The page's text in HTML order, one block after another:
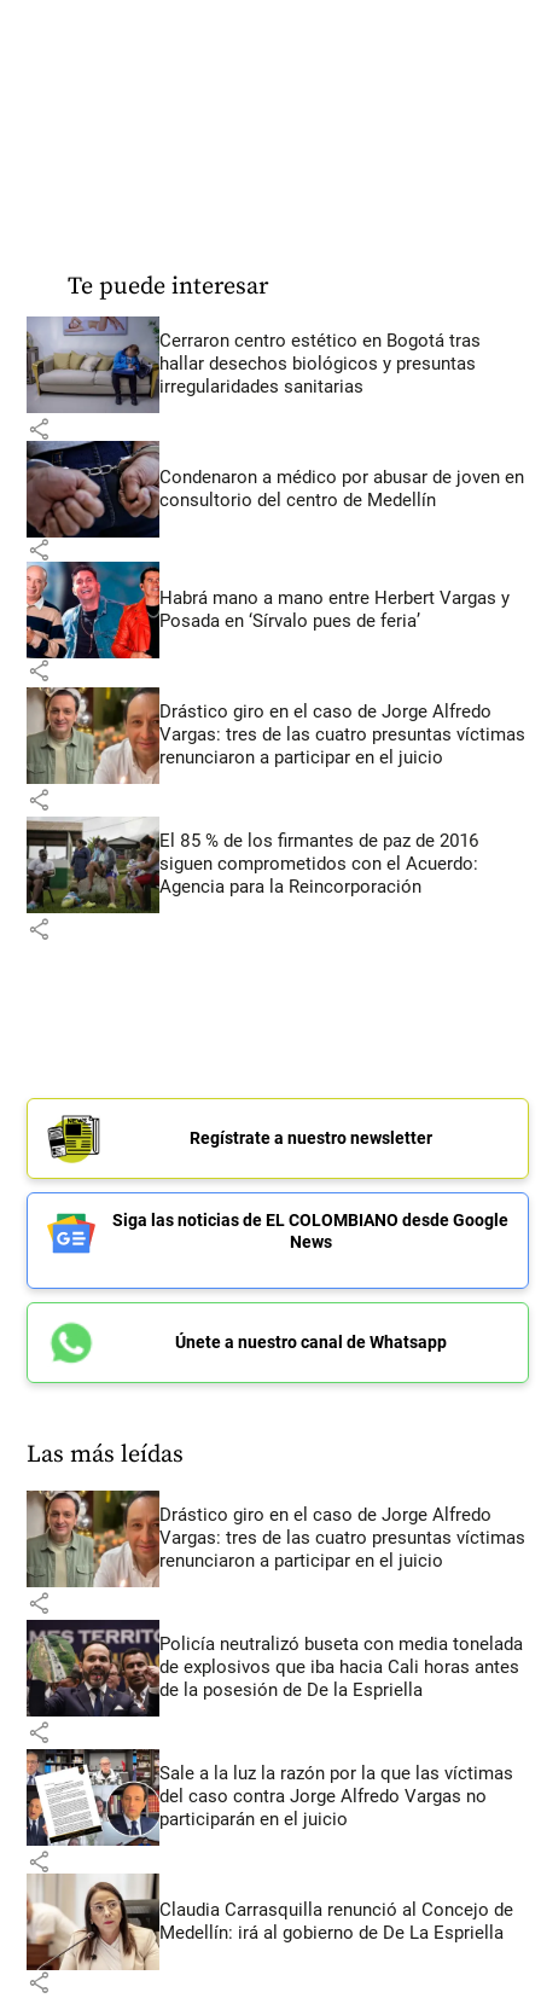
Te puede interesar
Cerraron centro estético en Bogotá tras
hallar desechos biológicos y presuntas
irregularidades sanitarias
share
Condenaron a médico por abusar de joven en
consultorio del centro de Medellín
share
Habrá mano a mano entre Herbert Vargas y
Posada en ‘Sírvalo pues de feria’
share
Drástico giro en el caso de Jorge Alfredo
Vargas: tres de las cuatro presuntas víctimas
renunciaron a participar en el juicio
share
El 85 % de los firmantes de paz de 2016
siguen comprometidos con el Acuerdo:
Agencia para la Reincorporación
share
Regístrate a nuestro newsletter
Siga las noticias de EL COLOMBIANO desde Google
News
Únete a nuestro canal de Whatsapp
Las más leídas
Drástico giro en el caso de Jorge Alfredo
Vargas: tres de las cuatro presuntas víctimas
renunciaron a participar en el juicio
share
Policía neutralizó buseta con media tonelada
de explosivos que iba hacia Cali horas antes
de la posesión de De la Espriella
share
Sale a la luz la razón por la que las víctimas
del caso contra Jorge Alfredo Vargas no
participarán en el juicio
share
Claudia Carrasquilla renunció al Concejo de
Medellín: irá al gobierno de De La Espriella
share